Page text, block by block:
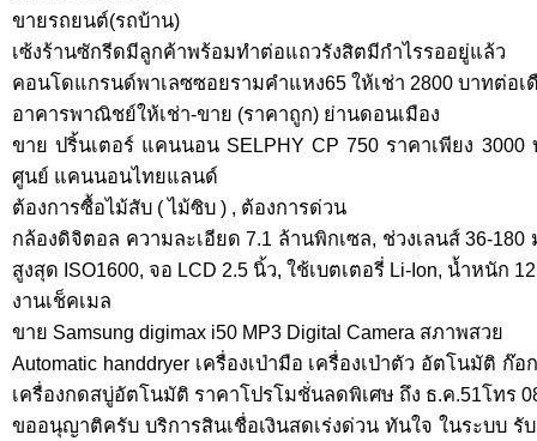
ขายรถยนต์(รถบ้าน)
เซ้งร้านซักรีดมีลูกค้าพร้อมทำต่อแถวรังสิตมีกำไรรออยู่แล้ว
คอนโดแกรนด์พาเลซซอยรามคำแหง65 ให้เช่า 2800 บาทต่อเ
อาคารพาณิชย์ให้เช่า-ขาย (ราคาถูก) ย่านดอนเมือง
ขาย ปริ้นเตอร์ แคนนอน SELPHY CP 750 ราคาเพียง
ศูนย์ แคนนอนไทยแลนด์
ต้องการซื้อไม้สับ ( ไม้ซิบ ) , ต้องการด่วน
กล้องดิจิตอล ความละเอียด 7.1 ล้านพิกเซล, ช่วงเลนส์ 36-
สูงสุด ISO1600, จอ LCD 2.5 นิ้ว, ใช้เบตเตอรี่ Li-Ion, น้ำหนัก
งานเช็คเมล
ขาย Samsung digimax i50 MP3 Digital Camera สภาพสวย
Automatic handdryer เครื่องเป่ามือ เครื่องเป่าตัว อัตโนมัติ
เครื่องกดสบู่อัตโนมัติ ราคาโปรโมชั่นลดพิเศษ ถึง ธ.ค.51โทร
ขออนุญาติครับ บริการสินเชื่อเงินสดเร่งด่วน ทันใจ ในระบบ รั